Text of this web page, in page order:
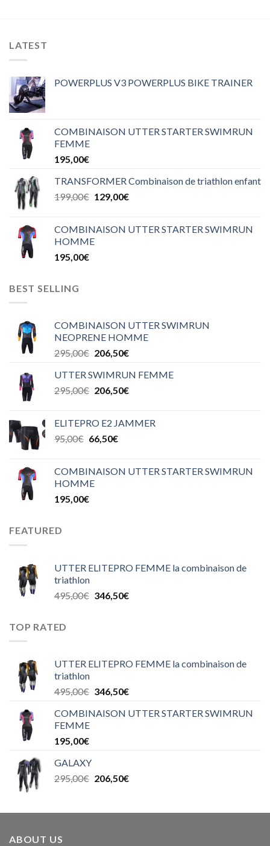
LATEST
POWERPLUS V3 POWERPLUS BIKE TRAINER
COMBINAISON UTTER STARTER SWIMRUN
FEMME
195,00€
TRANSFORMER Combinaison de triathlon enfant
199,00€ 129,00€
COMBINAISON UTTER STARTER SWIMRUN
HOMME
195,00€
BEST SELLING
COMBINAISON UTTER SWIMRUN
NEOPRENE HOMME
295,00€ 206,50€
UTTER SWIMRUN FEMME
295,00€ 206,50€
ELITEPRO E2 JAMMER
95,00€ 66,50€
COMBINAISON UTTER STARTER SWIMRUN
HOMME
195,00€
FEATURED
UTTER ELITEPRO FEMME la combinaison de
triathlon
495,00€ 346,50€
TOP RATED
UTTER ELITEPRO FEMME la combinaison de
triathlon
495,00€ 346,50€
COMBINAISON UTTER STARTER SWIMRUN
FEMME
195,00€
GALAXY
295,00€ 206,50€
ABOUT US